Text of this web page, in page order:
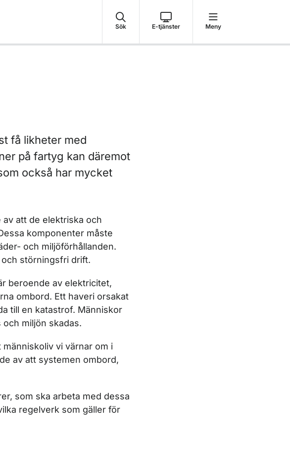
Sök E-tjänster Meny
och rederier
få likheter med
på fartyg kan däremot
också har mycket
att de elektriska och
komponenter måste
och miljöförhållanden.
störningsfri drift.
beroende av elektricitet,
ombord. Ett haveri orsakat
till en katastrof. Människor
miljön skadas.
vi värnar om i
av att systemen ombord,
som ska arbeta med dessa
regelverk som gäller för